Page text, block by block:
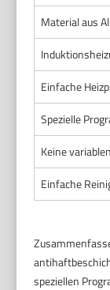
Material aus
Einfache
Spezielle
Keine
Einfache
speziellen